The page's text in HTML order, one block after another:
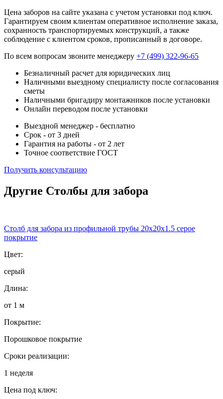
Цена заборов на сайте указана с учетом установки под ключ.
Гарантируем своим клиентам оперативное исполнение заказа,
сохранность транспортируемых конструкций, а также
соблюдение с клиентом сроков, прописанный в договоре.
По всем вопросам звоните менеджеру +7 (499) 322-96-65
Безналичный расчет для юридических лиц
Наличными выездному специалисту после согласования
сметы
Наличными бригадиру монтажников после установки
Онлайн переводом после установки
Выездной менеджер - бесплатно
Срок - от 3 дней
Гарантия на работы - от 2 лет
Точное соответствие ГОСТ
Получить консультацию
Другие Столбы для забора
Столб для забора из профильной трубы 20х20х1.5 серое
покрытие
Цвет:
серый
Длина:
от 1 м
Покрытие:
Порошковое покрытие
Сроки реализации:
1 неделя
Цена под ключ: